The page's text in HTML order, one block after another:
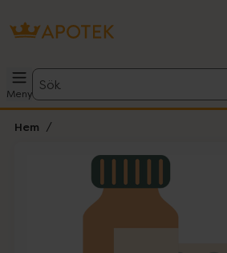
Meny
Sök
Hem
Lista: . Innehåller 1 objekt.